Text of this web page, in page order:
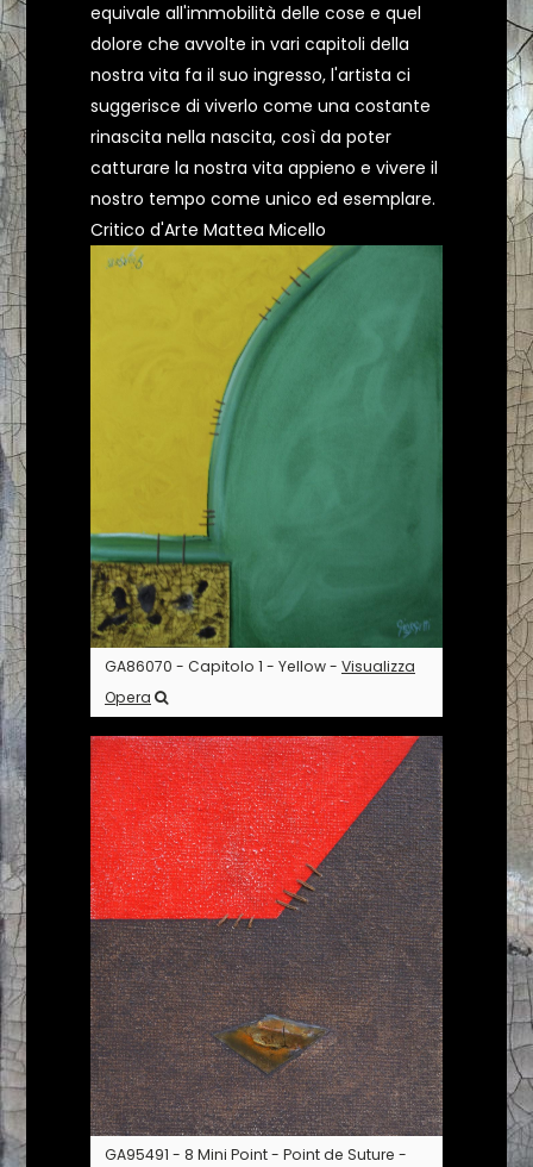
GA86070 - Capitolo 1 - Yellow - Visualizza
Opera
GA95491 - 8 Mini Point - Point de Suture -
equivale all'immobilità delle cose e quel
dolore che avvolte in vari capitoli della
nostra vita fa il suo ingresso, l'artista ci
suggerisce di viverlo come una costante
rinascita nella nascita, così da poter
catturare la nostra vita appieno e vivere il
nostro tempo come unico ed esemplare.
Critico d'Arte Mattea Micello